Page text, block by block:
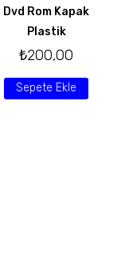
Dvd Rom Kapak
Plastik
₺200,00
Sepete Ekle